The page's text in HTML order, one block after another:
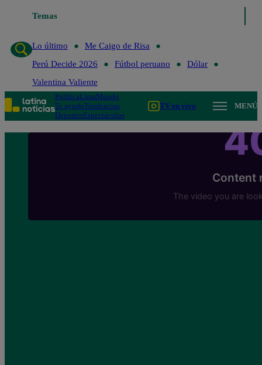
Temas
Lo último
Me Caigo de Risa
Perú Decide 2026
Fútbol peruano
Dólar
Valentina Valiente
PolíticaLimaMundo
Te ayudoTendencias
DeportesEspectáculos
TV en vivo MENÚ